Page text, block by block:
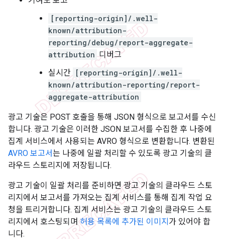
[reporting-origin]/.well-
known/attribution-
reporting/debug/report-aggregate-
attribution 디버그
실시간 [reporting-origin]/.well-
known/attribution-reporting/report-
aggregate-attribution
광고 기술은 POST 호출을 통해 JSON 형식으로 보고서를 수신
합니다. 광고 기술은 이러한 JSON 보고서를 수집한 후 나중에
집계 서비스에서 사용되는 AVRO 형식으로 변환합니다. 변환된
AVRO 보고서는 나중에 일괄 처리할 수 있도록 광고 기술의 클
라우드 스토리지에 저장됩니다.
광고 기술이 일괄 처리를 준비하면 광고 기술의 클라우드 스토
리지에서 보고서를 가져오는 집계 서비스를 통해 집계 작업 요
청을 트리거합니다. 집계 서비스는 광고 기술의 클라우드 스토
리지에서 호스팅되며허용 목록에 추가된 이미지 가 있어야 합
니다.